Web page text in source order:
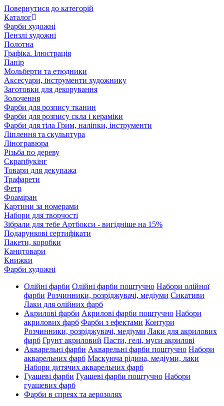
Повернутися до категорій
Каталог
Фарби художні
Пензлі художні
Полотна
Графіка. Ілюстрація
Папір
Мольберти та етюдники
Аксесуари, інструменти художнику
Заготовки для декорування
Золочення
Фарби для розпису тканин
Фарби для розпису скла і кераміки
Фарби для тіла Грим, наліпки, інструменти
Ліплення та скульптура
Ліногравюра
Різьба по дереву
Скрапбукінг
Товари для декупажа
Трафарети
Фетр
Фоаміран
Картини за номерами
Набори для творчості
Зібрали для тебе Артбокси - вигідніше на 15%
Подарункові сертифікати
Пакети, коробки
Канцтовари
Книжки
Фарби художні
Олійні фарби Олійні фарби поштучно Набори олійної
фарби Розчинники, розріджувачі, медіуми Сикативи
Лаки для олійних фарб
Акрилові фарби Акрилові фарби поштучно Набори
акрилових фарб Фарби з ефектами Контури
Розчинники, розріджувачі, медіуми Лаки для акрилових
фарб Грунт акриловий Пасти, гелі, муси акрилові
Акварельні фарби Акварельні фарби поштучно Набори
акварельних фарб Маскуюча рідина, медіуми, лаки
Набори дитячих акварельних фарб
Гуашеві фарби Гуашеві фарби поштучно Набори
гуашевих фарб
Фарби в спреях та аерозолях